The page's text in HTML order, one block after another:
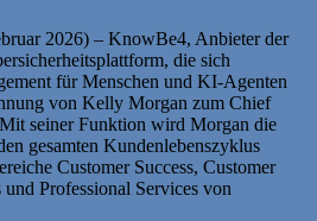
2026) – KnowBe4, Anbieter der
die sich
für Menschen und KI-Agenten
von Kelly Morgan zum Chief
seiner Funktion wird Morgan die
gesamten Kundenlebenszyklus
Customer Success, Customer
Professional Services von